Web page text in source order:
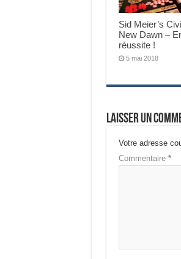
Sid Meier’s
New Dawn –
réussite !
5 mai 2018
Laisser un
Votre adresse
Commentaire *